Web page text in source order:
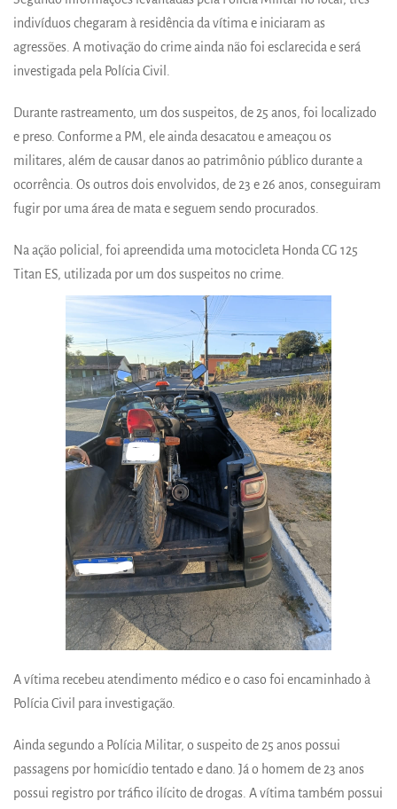
indivíduos chegaram à residência da vítima e iniciaram as
agressões. A motivação do crime ainda não foi esclarecida e será
investigada pela Polícia Civil.
Durante rastreamento, um dos suspeitos, de 25 anos, foi localizado
e preso. Conforme a PM, ele ainda desacatou e ameaçou os
militares, além de causar danos ao patrimônio público durante a
ocorrência. Os outros dois envolvidos, de 23 e 26 anos, conseguiram
fugir por uma área de mata e seguem sendo procurados.
Na ação policial, foi apreendida uma motocicleta Honda CG 125
Titan ES, utilizada por um dos suspeitos no crime.
A vítima recebeu atendimento médico e o caso foi encaminhado à
Polícia Civil para investigação.
Ainda segundo a Polícia Militar, o suspeito de 25 anos possui
passagens por homicídio tentado e dano. Já o homem de 23 anos
possui registro por tráfico ilícito de drogas. A vítima também possui